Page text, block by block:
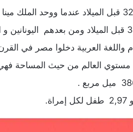
واللغة العربية دخلوا مصر في